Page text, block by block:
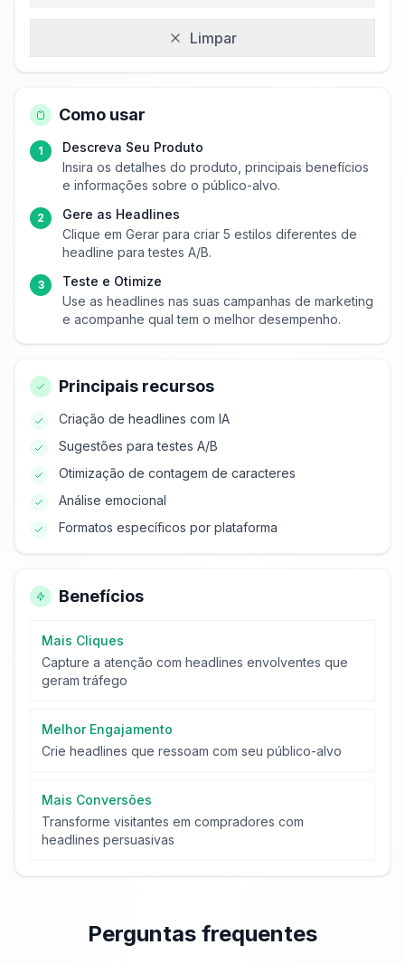
Limpar
Como usar
1
Descreva Seu Produto
Insira os detalhes do produto, principais benefícios
e informações sobre o público-alvo.
2
Gere as Headlines
Clique em Gerar para criar 5 estilos diferentes de
headline para testes A/B.
3
Teste e Otimize
Use as headlines nas suas campanhas de marketing
e acompanhe qual tem o melhor desempenho.
Principais recursos
Criação de headlines com IA
Sugestões para testes A/B
Otimização de contagem de caracteres
Análise emocional
Formatos específicos por plataforma
Benefícios
Mais Cliques
Capture a atenção com headlines envolventes que
geram tráfego
Melhor Engajamento
Crie headlines que ressoam com seu público-alvo
Mais Conversões
Transforme visitantes em compradores com
headlines persuasivas
Perguntas frequentes